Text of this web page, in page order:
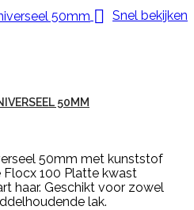
 Snel bekijken
50MM
50mm met kunststof
Flocx 100 Platte kwast
haar. Geschikt voor zowel
lak.